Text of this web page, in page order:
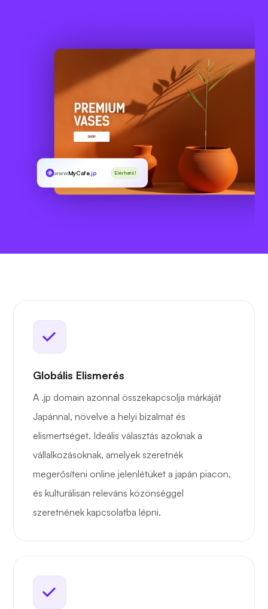
wwwMyCafe.jp Elérhető!
Globális Elismerés
A .jp domain azonnal összekapcsolja márkáját
Japánnal, növelve a helyi bizalmat és
elismertséget. Ideális választás azoknak a
vállalkozásoknak, amelyek szeretnék
megerősíteni online jelenlétüket a japán piacon,
és kulturálisan releváns közönséggel
szeretnének kapcsolatba lépni.